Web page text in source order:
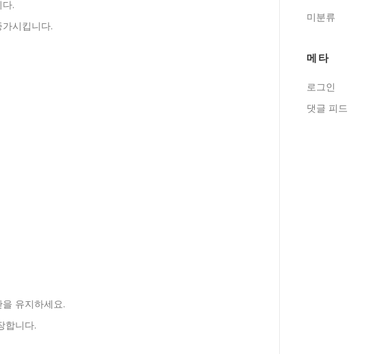
.
시킵니다.
유지하세요.
합니다.
미분류
메타
로그인
댓글 피드